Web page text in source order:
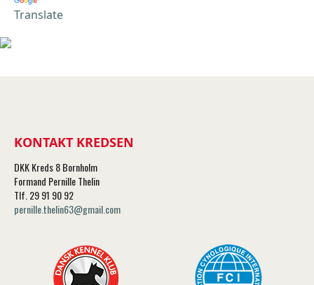
Translate
KONTAKT KREDSEN
DKK Kreds 8 Bornholm
Formand Pernille Thelin
Tlf. 29 91 90 92
pernille.thelin63@gmail.com